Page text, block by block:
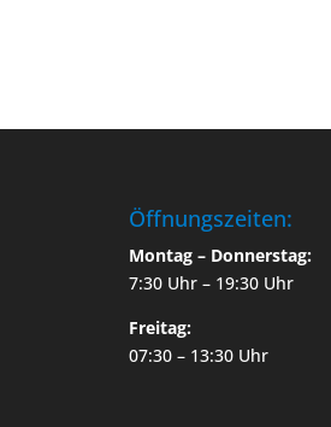
Öffnungszeiten:
Montag – Donnerstag:
7:30 Uhr – 19:30 Uhr
Freitag:
07:30 – 13:30 Uhr